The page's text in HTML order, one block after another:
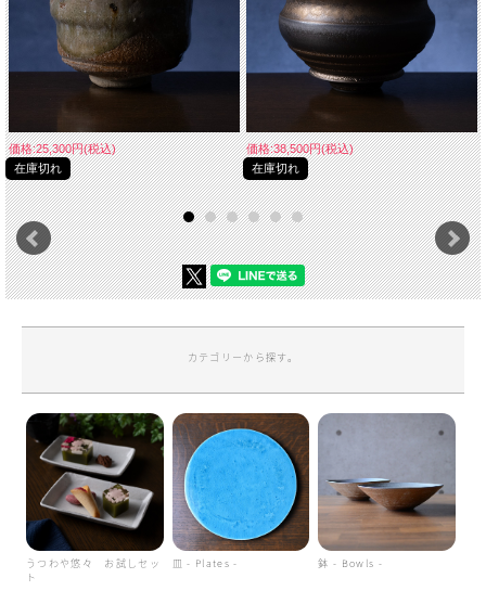
価格:25,300円(税込)
在庫切れ
価格:38,500円(税込)
在庫切れ
カテゴリーから探す。
うつわや悠々 お試しセッ
ト
皿 - Plates - 鉢 - Bowls -